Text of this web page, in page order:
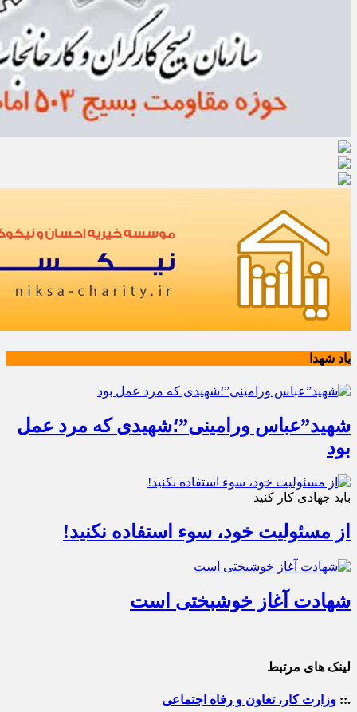
یاد شهدا
شهید”عباس ورامینی”؛شهیدی که مرد عمل
بود
باید جهادی کار کنید
از مسئولیت خود، سوء استفاده نکنید!
شهادت آغاز خوشبختی است
لینک های مرتبط
.:: وزارت کار، تعاون و رفاه اجتماعی